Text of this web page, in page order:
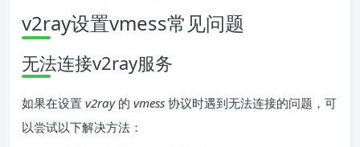
v2ray设置vmess常见问题
无法连接v2ray服务
如果在设置 v2ray的 vmess 协议时遇到无法连接的问题，可
以尝试以下解决方法：